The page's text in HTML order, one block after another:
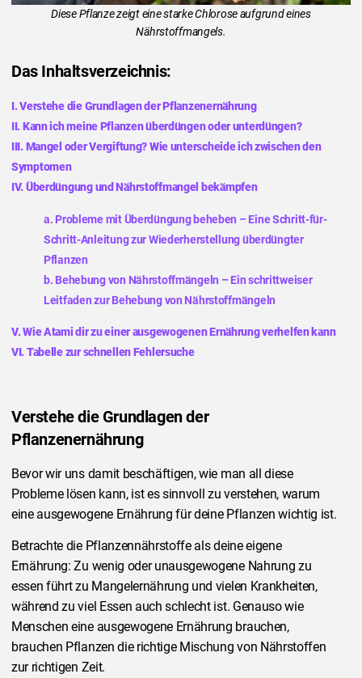
Diese Pflanze zeigt eine starke Chlorose aufgrund eines
Nährstoffmangels.
Das Inhaltsverzeichnis:
I. Verstehe die Grundlagen der Pflanzenernährung
II. Kann ich meine Pflanzen überdüngen oder unterdüngen?
III. Mangel oder Vergiftung? Wie unterscheide ich zwischen den
Symptomen
IV. Überdüngung und Nährstoffmangel bekämpfen
a. Probleme mit Überdüngung beheben – Eine Schritt-für-
Schritt-Anleitung zur Wiederherstellung überdüngter
Pflanzen
b. Behebung von Nährstoffmängeln – Ein schrittweiser
Leitfaden zur Behebung von Nährstoffmängeln
V. Wie Atami dir zu einer ausgewogenen Ernährung verhelfen kann
VI. Tabelle zur schnellen Fehlersuche
Verstehe die Grundlagen der
Pflanzenernährung
Bevor wir uns damit beschäftigen, wie man all diese
Probleme lösen kann, ist es sinnvoll zu verstehen, warum
eine ausgewogene Ernährung für deine Pflanzen wichtig ist.
Betrachte die Pflanzennährstoffe als deine eigene
Ernährung: Zu wenig oder unausgewogene Nahrung zu
essen führt zu Mangelernährung und vielen Krankheiten,
während zu viel Essen auch schlecht ist. Genauso wie
Menschen eine ausgewogene Ernährung brauchen,
brauchen Pflanzen die richtige Mischung von Nährstoffen
zur richtigen Zeit.